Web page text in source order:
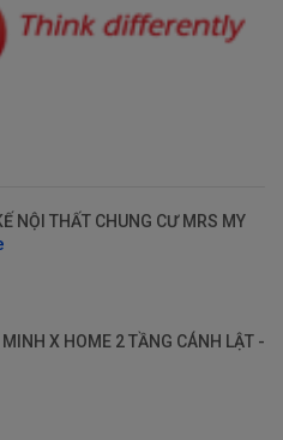
NỘI THẤT CHUNG CƯ MRS MY
X HOME 2 TẦNG CÁNH LẬT -